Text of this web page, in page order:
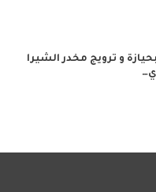
و ترويج مخدر الشيرا